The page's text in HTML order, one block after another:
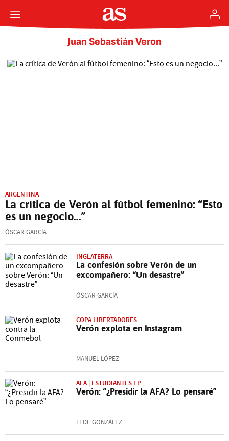
Juan Sebastián Veron
ARGENTINA
La crítica de Verón al fútbol femenino: “Esto
es un negocio...”
ÓSCAR GARCÍA
INGLATERRA
La confesión sobre Verón de un
excompañero: “Un desastre”
ÓSCAR GARCÍA
COPA LIBERTADORES
Verón explota en Instagram
MANUEL LÓPEZ
AFA | ESTUDIANTES LP
Verón: “¿Presidir la AFA? Lo pensaré”
FEDE GONZÁLEZ